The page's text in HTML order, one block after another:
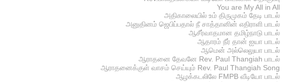
You are My All in All
அதிகாலையில் உம் திருமுகம் தேடி பாடல்
அனுதினம் ஜெபிப்பதால் நீ சாத்தானின் எதிராளி பாடல்
ஆசீர்வாதமான தமிழ்நாடு பாடல்
ஆதாரம் நீர் தான் ஐயா பாடல்
ஆமென் அல்லெலுயா பாடல்
ஆராதனை தேவனே Rev. Paul Thangiah பாடல்
ஆராதனைக்குள் வாசம் செய்யும் Rev. Paul Thangiah Song
ஆழக்கடலிலே FMPB வீடியோ பாடல்